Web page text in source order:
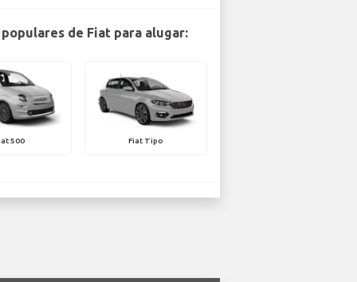
de Fiat para alugar:
500 Fiat Tipo